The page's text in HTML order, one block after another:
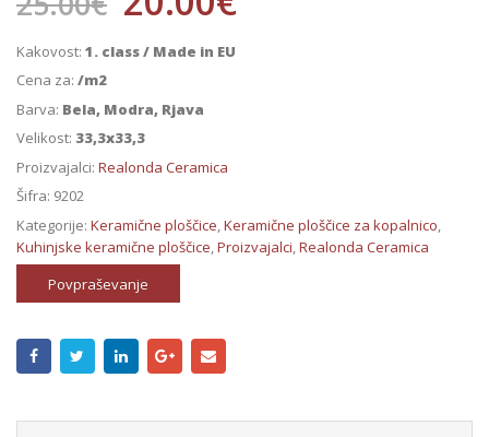
Kakovost: 1. class / Made in EU
Cena za: /m2
Barva: Bela, Modra, Rjava
Velikost: 33,3x33,3
Proizvajalci: Realonda Ceramica
Šifra: 9202
Kategorije: Keramične ploščice,Keramične ploščice za kopalnico,
Kuhinjske keramične ploščice,Proizvajalci,Realonda Ceramica
Povpraševanje